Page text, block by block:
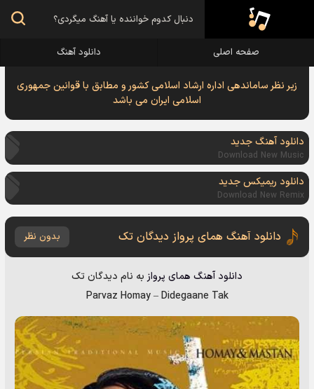
صفحه اصلی دانلود آهنگ
زیر نظر ساماندهی اداره ارشاد اسلامی کشور و مطابق با قوانین جمهوری
اسلامی ایران می باشد
دانلود آهنگ جدید
Download New Music
دانلود ریمیکس جدید
Download New Remix
دانلود آهنگ همای پرواز دیدگان تک بدون نظر
دانلود آهنگ همای پرواز به نام دیدگان تک
Parvaz Homay–Didegaane Tak